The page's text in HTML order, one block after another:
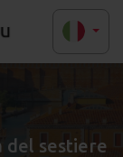
del sestiere